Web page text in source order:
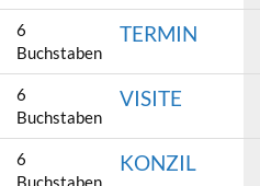
6
Buchstaben
TERMIN
6
Buchstaben
VISITE
6
Buchstaben
KONZIL